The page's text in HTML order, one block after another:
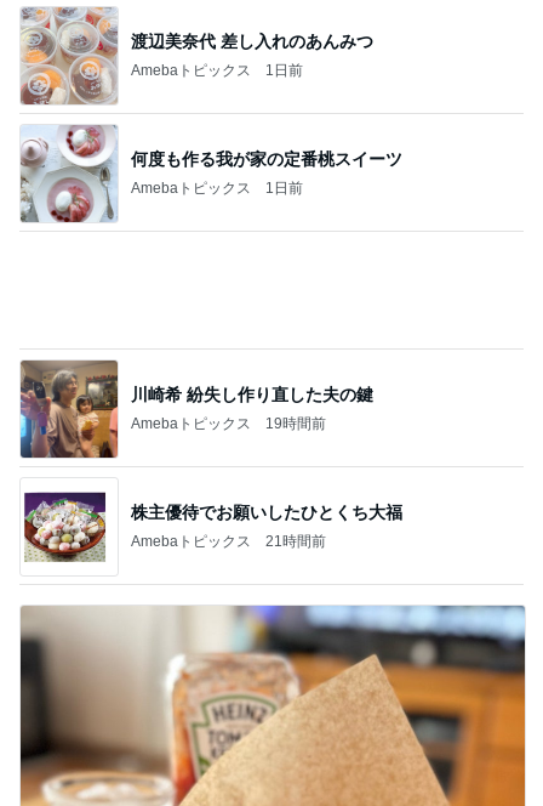
何度も作る我が家の定番桃スイーツ
Amebaトピックス 1日前
川崎希 紛失し作り直した夫の鍵
Amebaトピックス 19時間前
オットが作ったコストコのハンバーガー
Amebaトピックス 2日前
記事を読む